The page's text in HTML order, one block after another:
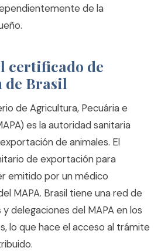
de la
certificado de
de Brasil
de Agricultura, Pecuária e
es la autoridad sanitaria
de animales. El
de exportación para
emitido por un médico
MAPA. Brasil tiene una red de
delegaciones del MAPA en los
lo que hace el acceso al trámite